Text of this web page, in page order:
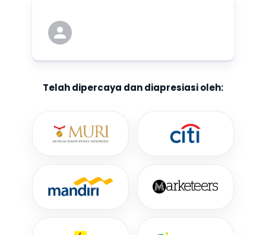
Telah dipercaya dan diapresiasi oleh: